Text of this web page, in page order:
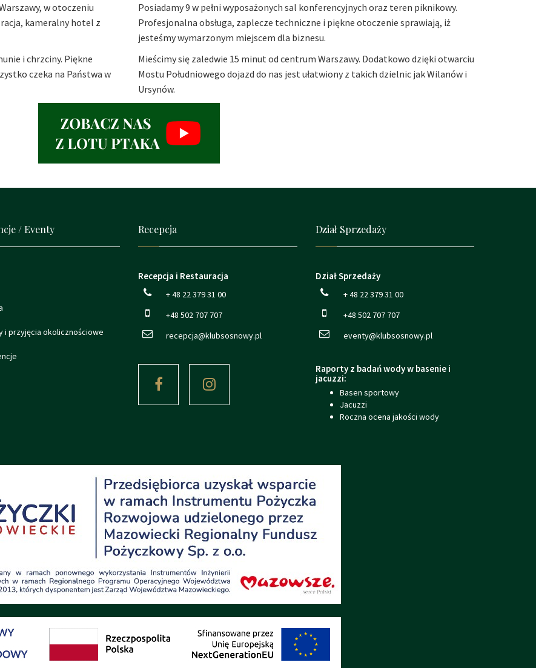
w otoczeniu
kameralny hotel z
i chrzciny. Piękne
czeka na Państwa w
Posiadamy 9 w pełni wyposażonych sal konferencyjnych oraz teren piknikowy.
Profesjonalna obsługa, zaplecze techniczne i piękne otoczenie sprawiają, iż
jesteśmy wymarzonym miejscem dla biznesu.
Mieścimy się zaledwie 15 minut od centrum Warszawy. Dodatkowo dzięki otwarciu
Mostu Południowego dojazd do nas jest ułatwiony z takich dzielnic jak Wilanów i
Ursynów.
/ Eventy
i przyjęcia okolicznościowe
Recepcja
Recepcja i Restauracja
+ 48 22 379 31 00
+48 502 707 707
recepcja@klubsosnowy.pl
Dział Sprzedaży
Dział Sprzedaży
+ 48 22 379 31 00
+48 502 707 707
eventy@klubsosnowy.pl
Raporty z badań wody w basenie i
jacuzzi:
Basen sportowy
Jacuzzi
Roczna ocena jakości wody